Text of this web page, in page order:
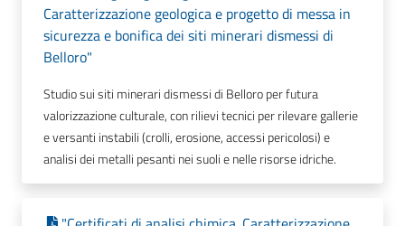
Caratterizzazione geologica e progetto di messa in
sicurezza e bonifica dei siti minerari dismessi di
Belloro"
Studio sui siti minerari dismessi di Belloro per futura
valorizzazione culturale, con rilievi tecnici per rilevare gallerie
e versanti instabili (crolli, erosione, accessi pericolosi) e
analisi dei metalli pesanti nei suoli e nelle risorse idriche.